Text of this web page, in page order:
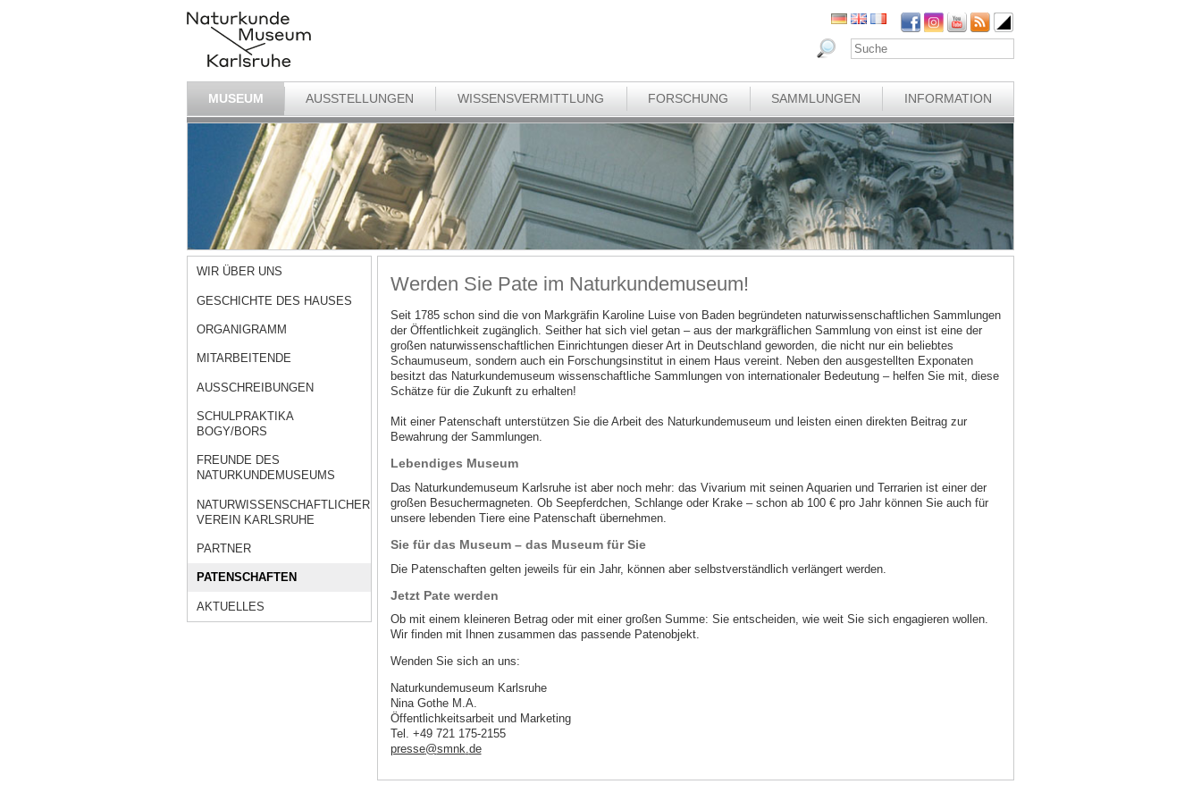
MUSEUM AUSSTELLUNGEN WISSENSVERMITTLUNG FORSCHUNG SAMMLUNGEN INFORMATION
WIR ÜBER UNS
GESCHICHTE DES HAUSES
ORGANIGRAMM
MITARBEITENDE
AUSSCHREIBUNGEN
SCHULPRAKTIKA
BOGY/BORS
FREUNDE DES
NATURKUNDEMUSEUMS
NATURWISSENSCHAFTLICHER
VEREIN KARLSRUHE
PARTNER
PATENSCHAFTEN
AKTUELLES
Werden Sie Pate im Naturkundemuseum!
Seit 1785 schon sind die von Markgräfin Karoline Luise von Baden begründeten naturwissenschaftlichen Sammlungen
der Öffentlichkeit zugänglich. Seither hat sich viel getan – aus der markgräflichen Sammlung von einst ist eine der
großen naturwissenschaftlichen Einrichtungen dieser Art in Deutschland geworden, die nicht nur ein beliebtes
Schaumuseum, sondern auch ein Forschungsinstitut in einem Haus vereint. Neben den ausgestellten Exponaten
besitzt das Naturkundemuseum wissenschaftliche Sammlungen von internationaler Bedeutung – helfen Sie mit, diese
Schätze für die Zukunft zu erhalten!
Mit einer Patenschaft unterstützen Sie die Arbeit des Naturkundemuseum und leisten einen direkten Beitrag zur
Bewahrung der Sammlungen.
Lebendiges Museum
Das Naturkundemuseum Karlsruhe ist aber noch mehr: das Vivarium mit seinen Aquarien und Terrarien ist einer der
großen Besuchermagneten. Ob Seepferdchen, Schlange oder Krake – schon ab 100 € pro Jahr können Sie auch für
unsere lebenden Tiere eine Patenschaft übernehmen.
Sie für das Museum – das Museum für Sie
Die Patenschaften gelten jeweils für ein Jahr, können aber selbstverständlich verlängert werden.
Jetzt Pate werden
Ob mit einem kleineren Betrag oder mit einer großen Summe: Sie entscheiden, wie weit Sie sich engagieren wollen.
Wir finden mit Ihnen zusammen das passende Patenobjekt.
Wenden Sie sich an uns:
Naturkundemuseum Karlsruhe
Nina Gothe M.A.
Öffentlichkeitsarbeit und Marketing
Tel. +49 721 175-2155
presse@smnk.de